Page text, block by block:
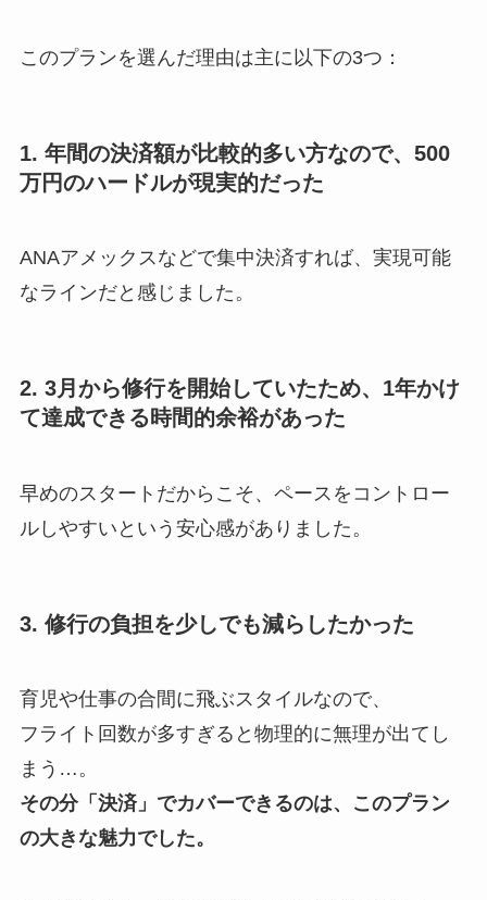
このプランを選んだ理由は主に以下の3つ：
1. 年間の決済額が比較的多い方なので、500
万円のハードルが現実的だった
ANAアメックスなどで集中決済すれば、実現可能
なラインだと感じました。
2. 3月から修行を開始していたため、1年かけ
て達成できる時間的余裕があった
早めのスタートだからこそ、ペースをコントロー
ルしやすいという安心感がありました。
3. 修行の負担を少しでも減らしたかった
育児や仕事の合間に飛ぶスタイルなので、
フライト回数が多すぎると物理的に無理が出てし
まう…。
その分「決済」でカバーできるのは、このプラン
の大きな魅力でした。